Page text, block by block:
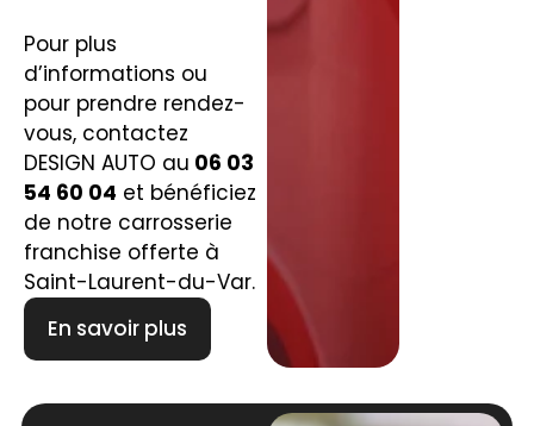
Pour plus
d’informations ou
pour prendre rendez-
vous, contactez
DESIGN AUTO au 06 03
54 60 04 et bénéficiez
de notre carrosserie
franchise offerte à
Saint-Laurent-du-Var.
En savoir plus